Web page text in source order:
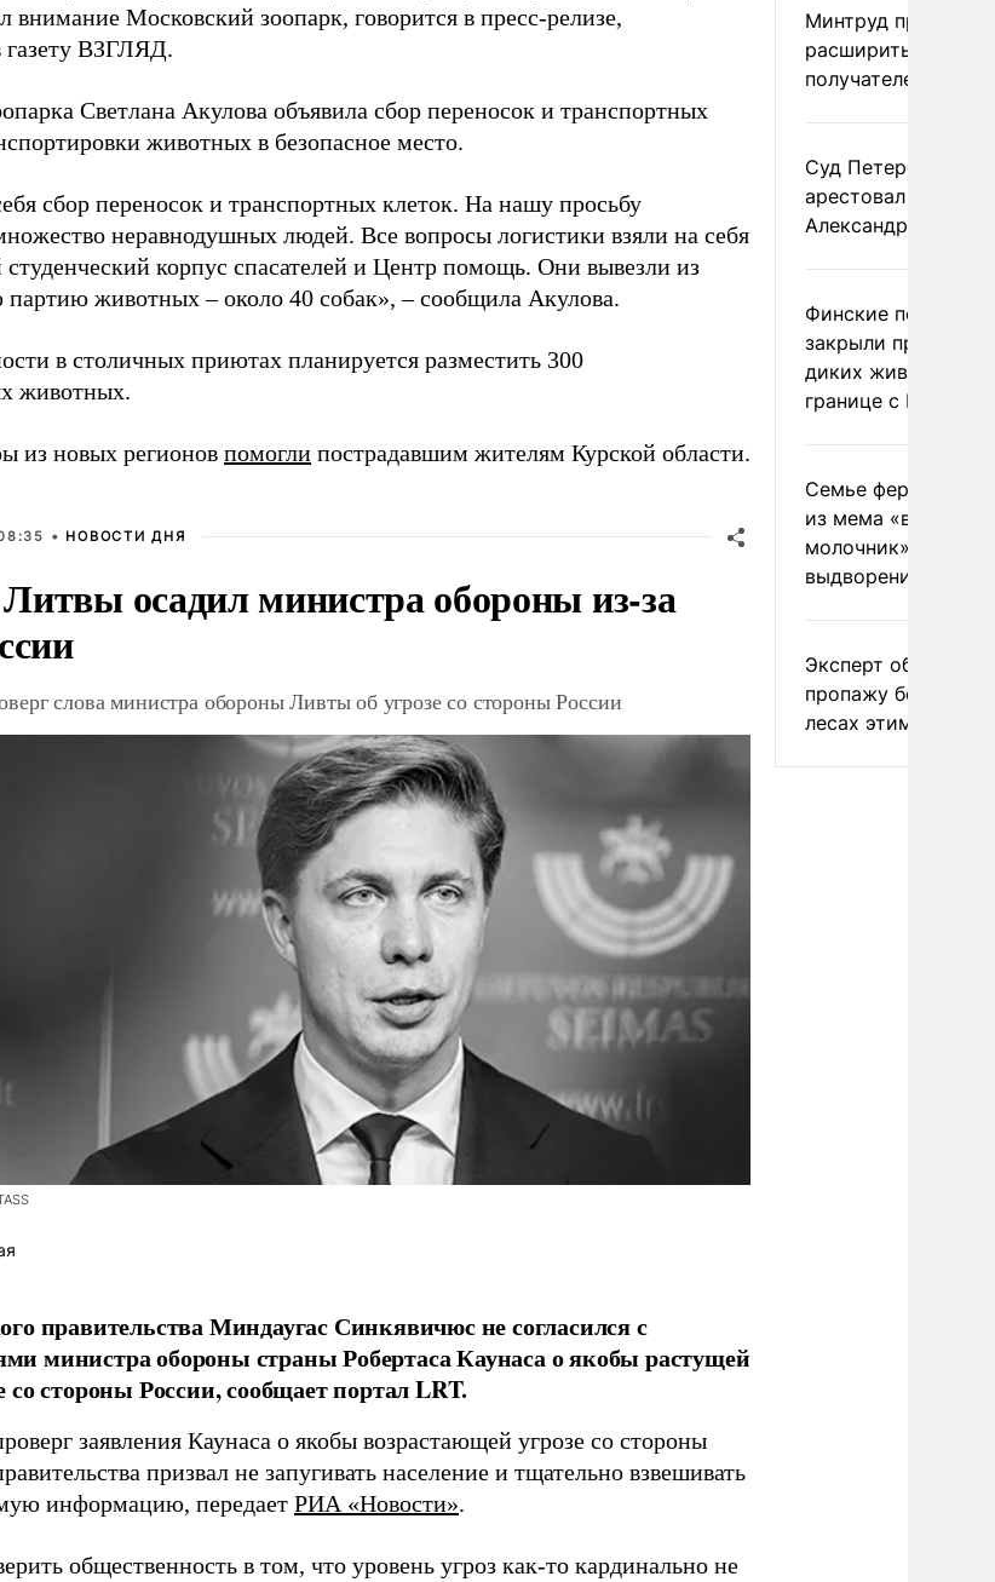
внимание Московский зоопарк, говорится в пресс-релизе,
ВЗГЛЯД.
Светлана Акулова объявила сбор переносок и транспортных
животных в безопасное место.
сбор переносок и транспортных клеток. На нашу просьбу
неравнодушных людей. Все вопросы логистики взяли на себя
корпус спасателей и Центр помощь. Они вывезли из
животных – около 40 собак», – сообщила Акулова.
в столичных приютах планируется разместить 300
животных.
из новых регионов помогли пострадавшим жителям Курской области.
• НОВОСТИ ДНЯ
осадил министра обороны из-за
слова министра обороны Ливты об угрозе со стороны России
правительства Миндаугас Синкявичюс не согласился с
министра обороны страны Робертаса Каунаса о якобы растущей
со стороны России, сообщает портал LRT.
заявления Каунаса о якобы возрастающей угрозе со стороны
призвал не запугивать население и тщательно взвешивать
информацию, передает РИА «Новости».
общественность в том, что уровень угроз как-то кардинально не
Минтруд
расширить список
получателей двух
Суд Петербурга
арестовал супругу
Александра
Финские
закрыли проходы
диких животных на
границе с Россией
Семье фермера
из мема «веселый
молочник»
выдворением из
Эксперт объяснил
пропажу белых
лесах этим летом